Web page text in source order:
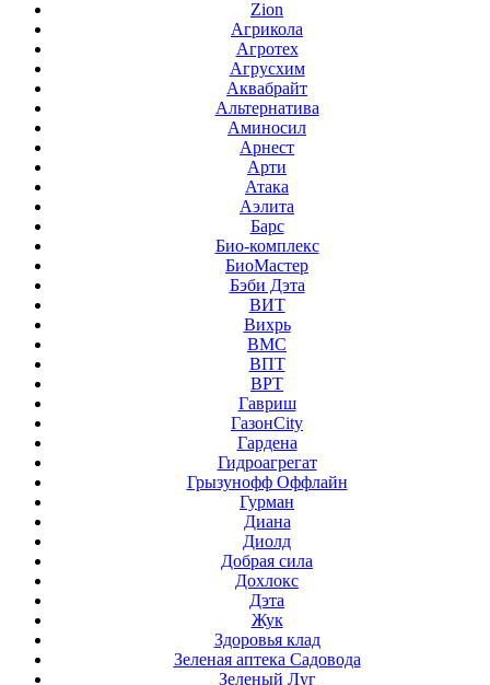
Zion
Агрикола
Агротех
Агрусхим
Аквабрайт
Альтернатива
Аминосил
Арнест
Арти
Атака
Аэлита
Барс
Био-комплекс
БиоМастер
Бэби Дэта
ВИТ
Вихрь
ВМС
ВПТ
ВРТ
Гавриш
ГазонCity
Гардена
Гидроагрегат
Грызунофф Оффлайн
Гурман
Диана
Диолд
Добрая сила
Дохлокс
Дэта
Жук
Здоровья клад
Зеленая аптека Садовода
Зеленый Луг